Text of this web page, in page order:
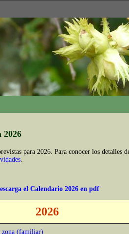
2026
para 2026. Para conocer los detalles
.
el Calendario 2026 en pdf
2026
zona (familiar)